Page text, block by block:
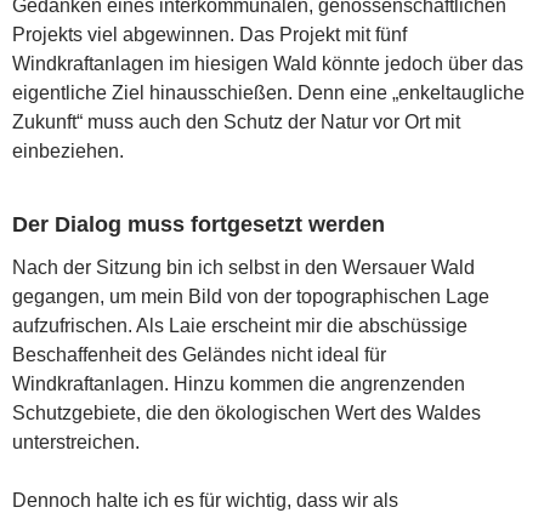
Gedanken eines interkommunalen, genossenschaftlichen
Projekts viel abgewinnen. Das Projekt mit fünf
Windkraftanlagen im hiesigen Wald könnte jedoch über das
eigentliche Ziel hinausschießen. Denn eine „enkeltaugliche
Zukunft“ muss auch den Schutz der Natur vor Ort mit
einbeziehen.
Der Dialog muss fortgesetzt werden
Nach der Sitzung bin ich selbst in den Wersauer Wald
gegangen, um mein Bild von der topographischen Lage
aufzufrischen. Als Laie erscheint mir die abschüssige
Beschaffenheit des Geländes nicht ideal für
Windkraftanlagen. Hinzu kommen die angrenzenden
Schutzgebiete, die den ökologischen Wert des Waldes
unterstreichen.
Dennoch halte ich es für wichtig, dass wir als